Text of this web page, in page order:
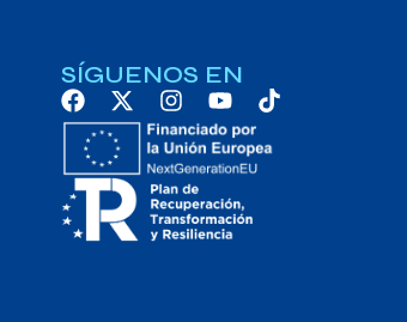
SÍGUENOS EN